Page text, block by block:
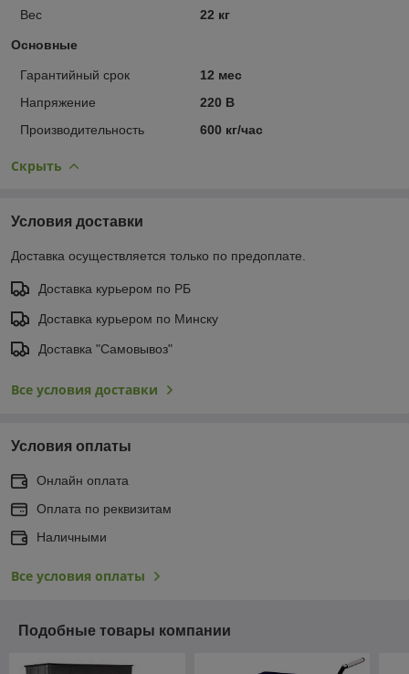
Вес 22 кг
Основные
Гарантийный срок
12 мес
Напряжение
220 В
Производительность
600 кг/час
Скрыть
Условия доставки
Доставка осуществляется только по предоплате.
Доставка курьером по РБ
Доставка курьером по Минску
Доставка "Самовывоз"
Все условия доставки
Условия оплаты
Онлайн оплата
Оплата по реквизитам
Наличными
Все условия оплаты
Подобные товары компании